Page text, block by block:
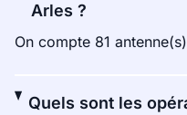
Arles ?
On compte 81
Quels sont les